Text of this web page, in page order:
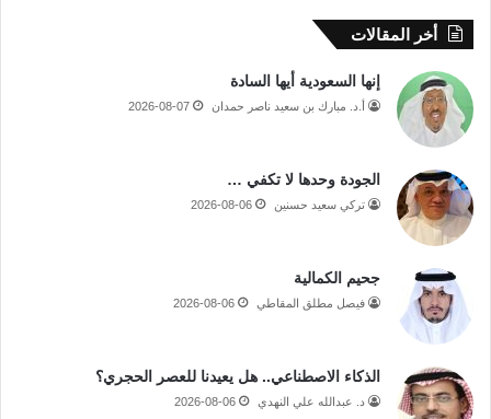
أخر المقالات
إنها السعودية أيها السادة
أ.د. مبارك بن سعيد ناصر حمدان 2026-08-07
الجودة وحدها لا تكفي …
تركي سعيد حسنين 2026-08-06
جحيم الكمالية
فيصل مطلق المقاطي 2026-08-06
الذكاء الاصطناعي.. هل يعيدنا للعصر الحجري؟
د. عبدالله علي النهدي 2026-08-06